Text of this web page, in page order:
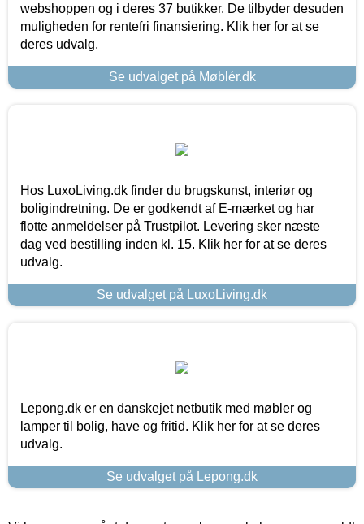
webshoppen og i deres 37 butikker. De tilbyder desuden
muligheden for rentefri finansiering. Klik her for at se
deres udvalg.
Se udvalget på Møblér.dk
Hos LuxoLiving.dk finder du brugskunst, interiør og
boligindretning. De er godkendt af E-mærket og har
flotte anmeldelser på Trustpilot. Levering sker næste
dag ved bestilling inden kl. 15. Klik her for at se deres
udvalg.
Se udvalget på LuxoLiving.dk
Lepong.dk er en danskejet netbutik med møbler og
lamper til bolig, have og fritid. Klik her for at se deres
udvalg.
Se udvalget på Lepong.dk